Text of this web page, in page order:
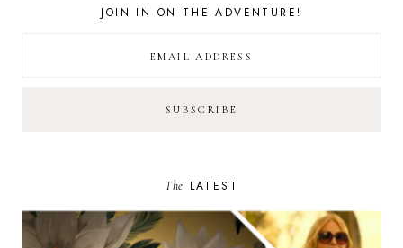
JOIN IN ON THE ADVENTURE!
The LATEST